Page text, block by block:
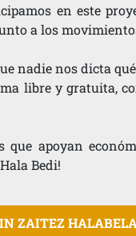
en este
a los
nadie nos dicta
libre y gratuita,
que apoyan
Bedi!
ZAITEZ